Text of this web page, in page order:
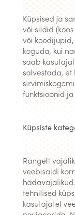
Küpsised ja
või sildid
või
koguda, kui
saab
salvestada,
funktsioonid
Küpsiste
Rangelt
veebisaidi
tehnilised
kasutajatel